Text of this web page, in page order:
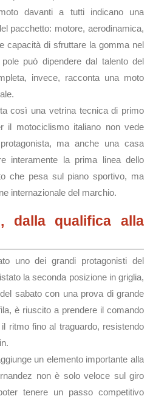
davanti a tutti indicano una
pacchetto: motore, aerodinamica,
capacità di sfruttare la gomma nel
può dipendere dal talento del
invece, racconta una moto
così una vetrina tecnica di primo
il motociclismo italiano non vede
ma anche una casa
interamente la prima linea dello
che pesa sul piano sportivo, ma
internazionale del marchio.
dalla qualifica alla
uno dei grandi protagonisti del
la seconda posizione in griglia,
sabato con una prova di grande
è riuscito a prendere il comando
ritmo fino al traguardo, resistendo
un elemento importante alla
non è solo veloce sul giro
tenere un passo competitivo